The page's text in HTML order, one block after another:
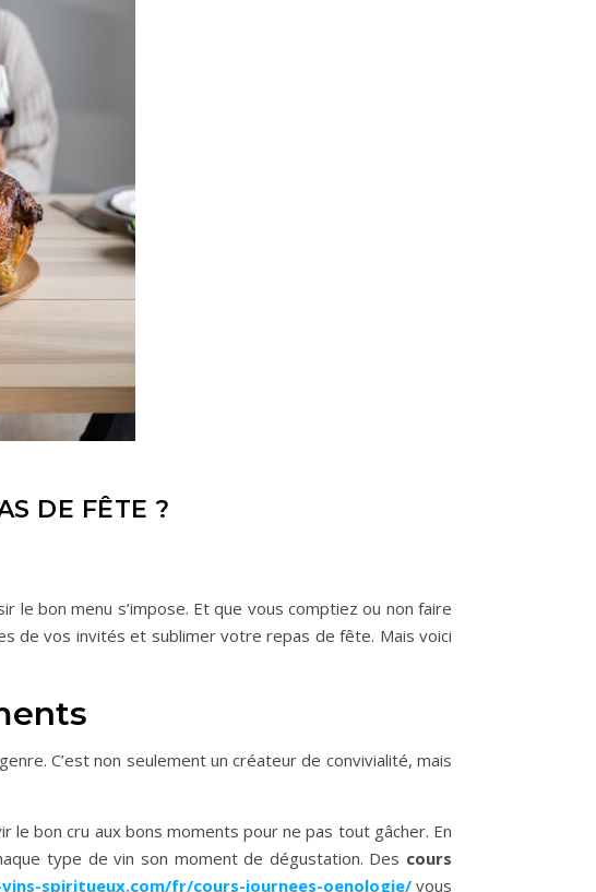
DE FÊTE ?
le bon menu s’impose. Et que vous comptiez ou non faire
de vos invités et sublimer votre repas de fête. Mais voici
C’est non seulement un créateur de convivialité, mais
bon cru aux bons moments pour ne pas tout gâcher. En
type de vin son moment de dégustation. Des cours
spiritueux.com/fr/cours-journees-oenologie/vous